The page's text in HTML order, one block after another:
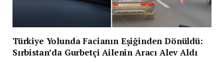
Türkiye Yolunda Facianın Eşiğinden Dönüldü:
Sırbistan’da Gurbetçi Ailenin Aracı Alev Aldı